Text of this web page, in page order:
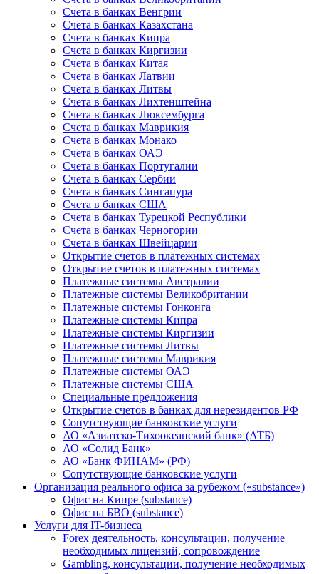
Счета в банках Венгрии
Счета в банках Казахстана
Счета в банках Кипра
Счета в банках Киргизии
Счета в банках Китая
Счета в банках Латвии
Счета в банках Литвы
Счета в банках Лихтенштейна
Счета в банках Люксембурга
Счета в банках Маврикия
Счета в банках Монако
Счета в банках ОАЭ
Счета в банках Португалии
Счета в банках Сербии
Счета в банках Сингапура
Счета в банках США
Счета в банках Турецкой Республики
Счета в банках Черногории
Счета в банках Швейцарии
Открытие счетов в платежных системах
Открытие счетов в платежных системах
Платежные системы Австралии
Платежные системы Великобритании
Платежные системы Гонконга
Платежные системы Кипра
Платежные системы Киргизии
Платежные системы Литвы
Платежные системы Маврикия
Платежные системы ОАЭ
Платежные системы США
Специальные предложения
Открытие счетов в банках для нерезидентов РФ
Сопутствующие банковские услуги
АО «Азиатско-Тихоокеанский банк» (АТБ)
АО «Солид Банк»
АО «Банк ФИНАМ» (РФ)
Сопутствующие банковские услуги
Организация реального офиса за рубежом («substance»)
Офис на Кипре (substance)
Офис на БВО (substance)
Услуги для IT-бизнеса
Forex деятельность, консультации, получение
необходимых лицензий, сопровождение
Gambling, консультации, получение необходимых